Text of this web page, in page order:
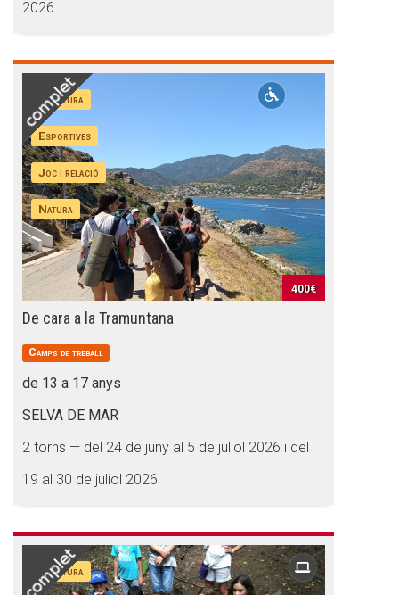
2026
Aventura
Esportives
Joc i relació
Natura
400€
De cara a la Tramuntana
Camps de treball
de 13 a 17 anys
SELVA DE MAR
2 torns — del 24 de juny al 5 de juliol 2026 i del
19 al 30 de juliol 2026
Aventura